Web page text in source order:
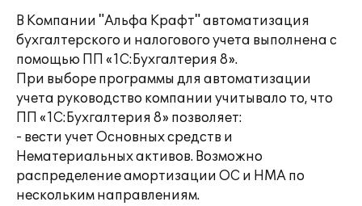
В Компании "Альфа Крафт" автоматизация
бухгалтерского и налогового учета выполнена с
помощью ПП «1С:Бухгалтерия 8».
При выборе программы для автоматизации
учета руководство компании учитывало то, что
ПП «1С:Бухгалтерия 8» позволяет:
- вести учет Основных средств и
Нематериальных активов. Возможно
распределение амортизации ОС и НМА по
нескольким направлениям.